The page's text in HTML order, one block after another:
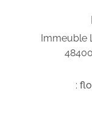
Immeuble
: